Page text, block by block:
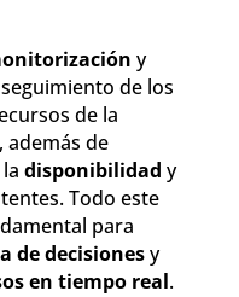
y
de los
de la
además de
disponibilidad y
Todo este
para
de decisionesy
en tiempo real.